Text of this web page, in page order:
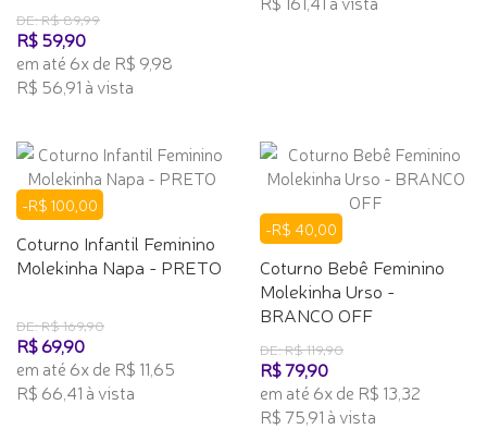
DE: R$ 89,99
R$ 59,90
em até 6x de R$ 9,98
R$ 56,91 à vista
-R$ 100,00
Coturno Infantil Feminino
Molekinha Napa - PRETO
DE: R$ 169,90
R$ 69,90
em até 6x de R$ 11,65
R$ 66,41 à vista
-R$ 40,00
Coturno Bebê Feminino
Molekinha Urso -
BRANCO OFF
DE: R$ 119,90
R$ 79,90
em até 6x de R$ 13,32
R$ 75,91 à vista